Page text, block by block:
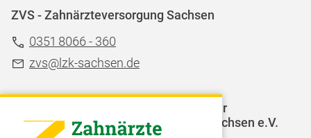
ZVS - Zahnärzteversorgung Sachsen
0351 8066 - 360
zvs@lzk-sachsen.de
LAGZ - Landesarbeitsgemeinschaft für
Jugendzahnpflege des Freistaates Sachsen e.V.